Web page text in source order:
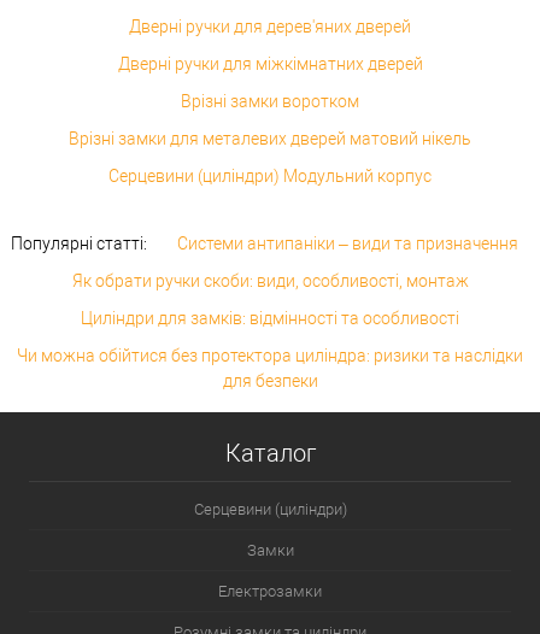
Дверні ручки для дерев'яних дверей
Дверні ручки для міжкімнатних дверей
Врізні замки воротком
Врізні замки для металевих дверей матовий нікель
Серцевини (циліндри) Модульний корпус
Популярні статті:
Системи антипаніки – види та призначення
Як обрати ручки скоби: види, особливості, монтаж
Циліндри для замків: відмінності та особливості
Чи можна обійтися без протектора циліндра: ризики та наслідки
для безпеки
Каталог
Серцевини (циліндри)
Замки
Електрозамки